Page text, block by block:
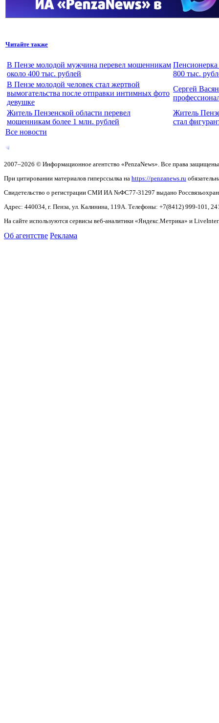
Читайте также
В Пензе молодой мужчина перевел мошенникам
около 400 тыс. рублей
Пенсионерка
800 тыс.
В Пензе молодой человек стал жертвой
вымогательства после отправки интимных фото
девушке
Сергей
Житель Пензенской области перевел
мошенникам более 1 млн. рублей
Житель
стал
Все новости
2007–2026 © Информационное агентство «PenzaNews». Все права
При цитировании материалов гиперссылка на https://penzanews.ru
Свидетельство о регистрации СМИ ИА №ФС77-31297 выдано
Адрес: 440034, г. Пенза, ул. Калинина, 119А. Телефоны: +7(8412) 999-101,
На сайте используются сервисы веб-аналитики «Яндекс.Метрика» и
Об агентстве Реклама